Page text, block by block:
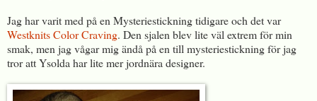
Jag har varit med på en Mysteriestickning tidigare och det var
Westknits Color Craving. Den sjalen blev lite väl extrem för min
smak, men jag vågar mig ändå på en till mysteriestickning för jag
tror att Ysolda har lite mer jordnära designer.